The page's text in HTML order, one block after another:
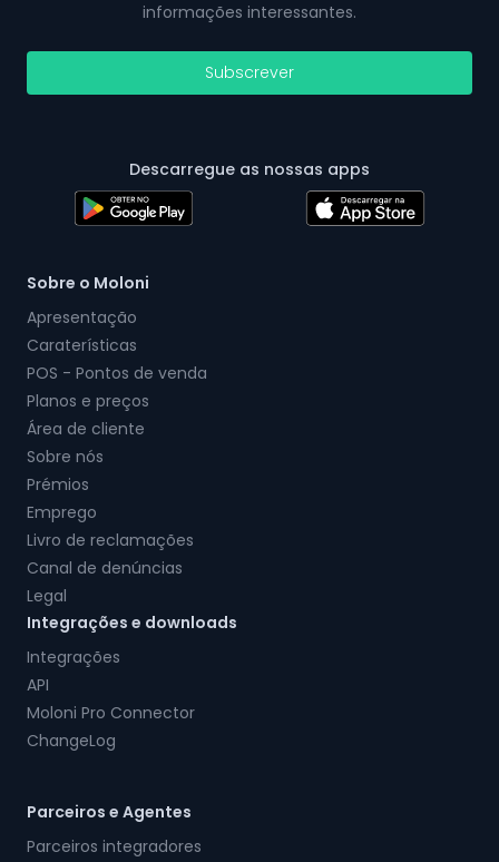
informações interessantes.
Subscrever
Descarregue as nossas apps
Sobre o Moloni
Apresentação
Caraterísticas
POS - Pontos de venda
Planos e preços
Área de cliente
Sobre nós
Prémios
Emprego
Livro de reclamações
Canal de denúncias
Legal
Integrações e downloads
Integrações
API
Moloni Pro Connector
ChangeLog
Parceiros e Agentes
Parceiros integradores